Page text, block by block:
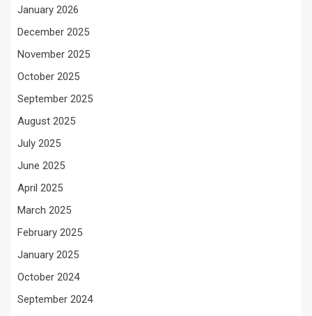
January 2026
December 2025
November 2025
October 2025
September 2025
August 2025
July 2025
June 2025
April 2025
March 2025
February 2025
January 2025
October 2024
September 2024